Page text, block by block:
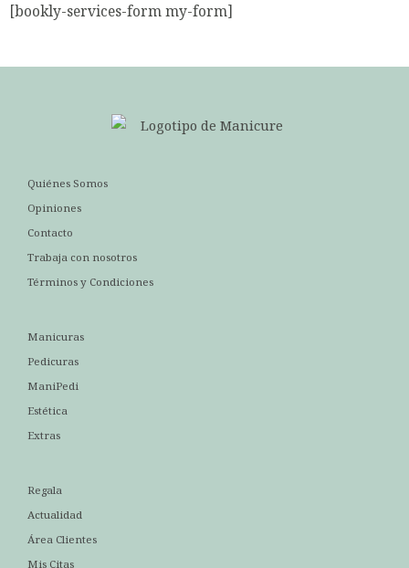
[bookly-services-form my-form]
Quiénes Somos
Opiniones
Contacto
Trabaja con nosotros
Términos y Condiciones
Manicuras
Pedicuras
ManiPedi
Estética
Extras
Regala
Actualidad
Área Clientes
Mis Citas